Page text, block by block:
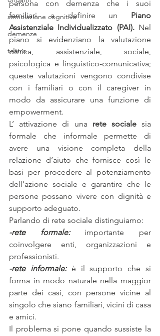
stimolazione cognitiva
demenze
teatro
persona con demenza che i suoi
familiari a definire un Piano
Assistenziale Individualizzato (PAI). Nel
piano si evidenziano la valutazione
clinica, assistenziale, sociale,
psicologica e linguistico-comunicativa;
queste valutazioni vengono condivise
con i familiari o con il caregiver in
modo da assicurare una funzione di
empowerment.
L’ attivazione di una rete sociale sia
formale che informale permette di
avere una visione completa della
relazione d’aiuto che fornisce così le
basi per procedere al potenziamento
dell’azione sociale e garantire che le
persone possano vivere con dignità e
supporto adeguato.
Parlando di rete sociale distinguiamo:
-rete formale: importante per
coinvolgere enti, organizzazioni e
professionisti.
-rete informale: è il supporto che si
forma in modo naturale nella maggior
parte dei casi, con persone vicine al
singolo che siano familiari, vicini di casa
e amici.
Il problema si pone quando sussiste la